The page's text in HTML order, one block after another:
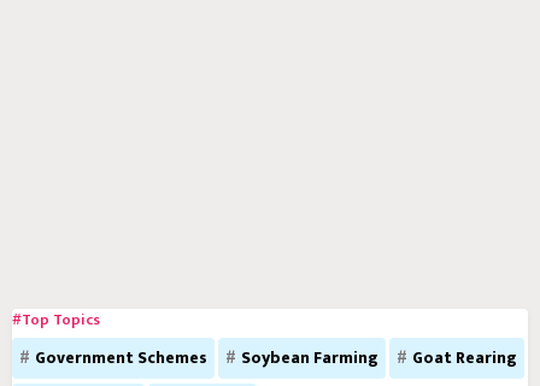
#Top Topics
Government Schemes Soybean Farming
Goat Rearing